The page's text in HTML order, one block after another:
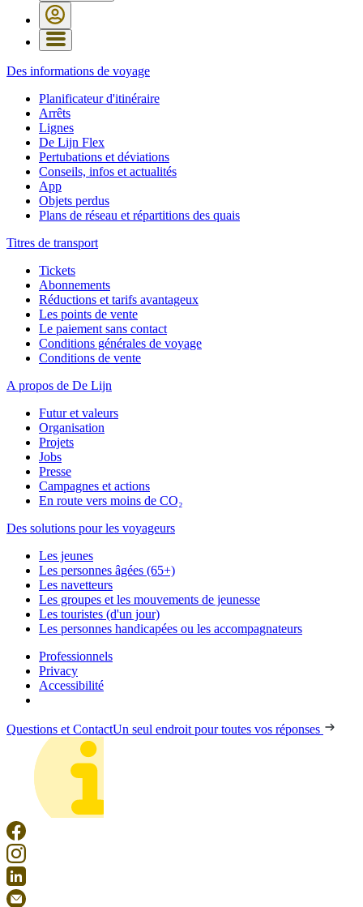
Des informations de voyage
Planificateur d'itinéraire
Arrêts
Lignes
De Lijn Flex
Pertubations et déviations
Conseils, infos et actualités
App
Objets perdus
Plans de réseau et répartitions des quais
Titres de transport
Tickets
Abonnements
Réductions et tarifs avantageux
Les points de vente
Le paiement sans contact
Conditions générales de voyage
Conditions de vente
A propos de De Lijn
Futur et valeurs
Organisation
Projets
Jobs
Presse
Campagnes et actions
En route vers moins de CO₂
Des solutions pour les voyageurs
Les jeunes
Les personnes âgées (65+)
Les navetteurs
Les groupes et les mouvements de jeunesse
Les touristes (d'un jour)
Les personnes handicapées ou les accompagnateurs
Professionnels
Privacy
Accessibilité
Questions et ContactUn seul endroit pour toutes vos réponses